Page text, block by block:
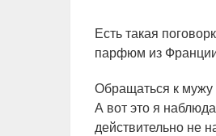
Есть такая
парфюм из
Обращаться к
А вот это я
действительно не